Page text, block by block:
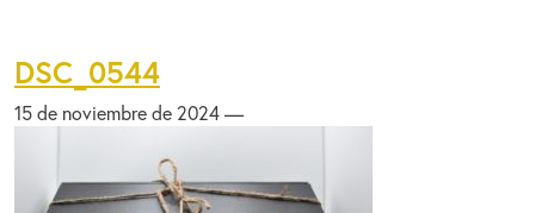
DSC_0544
15 de noviembre de 2024 —